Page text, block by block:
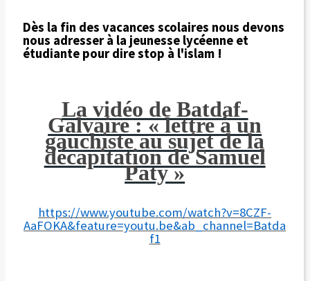
Dès la fin des vacances scolaires nous devons
nous adresser à la jeunesse lycéenne et
étudiante pour dire stop à l'islam !
La vidéo de Batdaf-
Galvaire : « lettre à un
gauchiste au sujet de la
décapitation de Samuel
Paty »
https://www.youtube.com/watch?v=8CZF-
AaFOKA&feature=youtu.be&ab_channel=Batda
f1